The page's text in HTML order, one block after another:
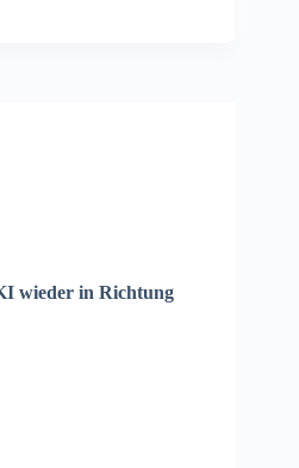
wieder in Richtung